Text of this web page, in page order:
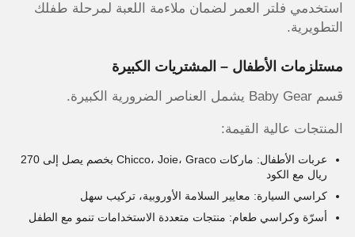
استخدمي فلتر العمر لضمان ملاءمة اللعبة لمرحلة طفلك
التطويرية.
مستلزمات الأطفال – المشتريات الكبيرة
قسم Baby Gear يشمل العناصر الضرورية الكبيرة.
المنتجات عالية القيمة:
عربات الأطفال: ماركات Chicco، Joie، Graco بخصم يصل إلى 270
ريال مع الكود
كراسي السيارة: معايير السلامة الأوروبية، تركيب سهل
أسرّة وكراسي طعام: منتجات متعددة الاستخدامات تنمو مع الطفل